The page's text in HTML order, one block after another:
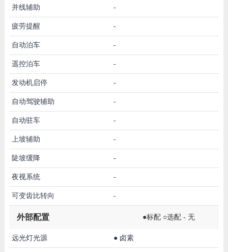
并线辅助 -
疲劳提醒 -
自动泊车 -
遥控泊车 -
发动机启停 -
自动驾驶辅助 -
自动驻车 -
上坡辅助 -
陡坡缓降 -
夜视系统 -
可变齿比转向 -
外部配置 ●标配 ○选配 - 无
远光灯光源 ● 卤素